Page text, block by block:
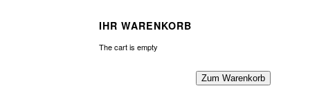
IHR WARENKORB
The cart is empty
Zum Warenkorb